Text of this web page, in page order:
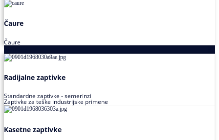
Čaure
Čaure
Radijalne zaptivke
Standardne zaptivke - semerinzi
Zaptivke za teške industrijske primene
Kasetne zaptivke